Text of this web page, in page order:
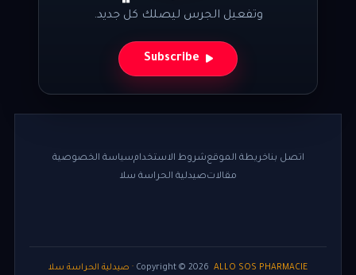
وتفعيل الجرس ليصلك كل جديد.
Subscribe
اتصل بناخريطة الموقعشروط الاستخدامسياسة الخصوصية
مقالاتصيدلية الحراسة سلا
Copyright © 2026 ALLO SOS PHARMACIE · صيدلية الحراسة سلا